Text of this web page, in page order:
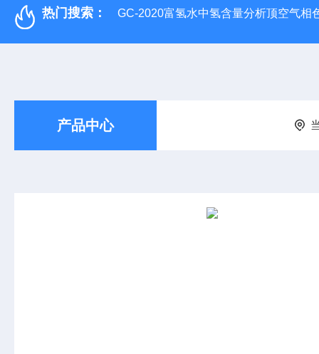
热门搜索： GC-2020富氢水中氢含量分析顶空气相
产品中心